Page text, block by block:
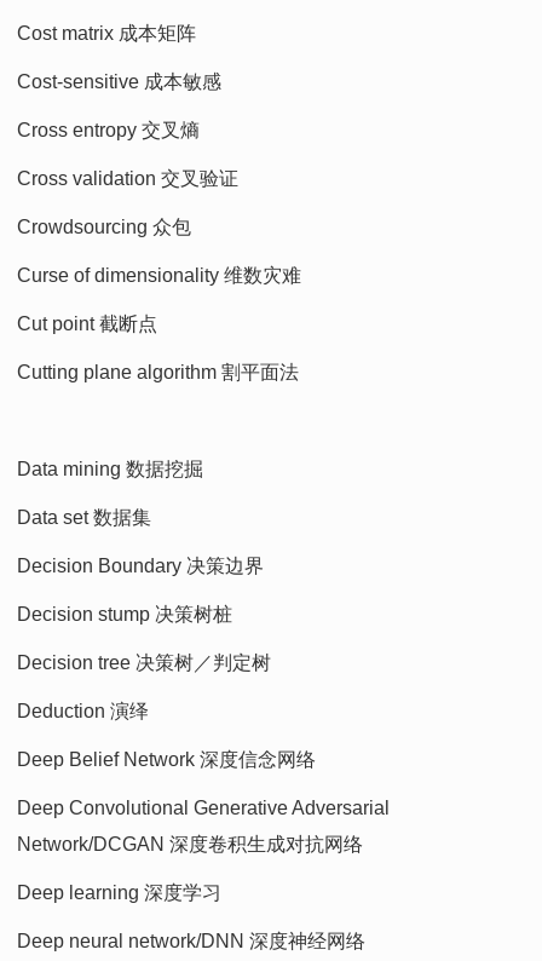
Cost matrix 成本矩阵
Cost-sensitive 成本敏感
Cross entropy 交叉熵
Cross validation 交叉验证
Crowdsourcing 众包
Curse of dimensionality 维数灾难
Cut point 截断点
Cutting plane algorithm 割平面法
Data mining 数据挖掘
Data set 数据集
Decision Boundary 决策边界
Decision stump 决策树桩
Decision tree 决策树／判定树
Deduction 演绎
Deep Belief Network 深度信念网络
Deep Convolutional Generative Adversarial
Network/DCGAN 深度卷积生成对抗网络
Deep learning 深度学习
Deep neural network/DNN 深度神经网络